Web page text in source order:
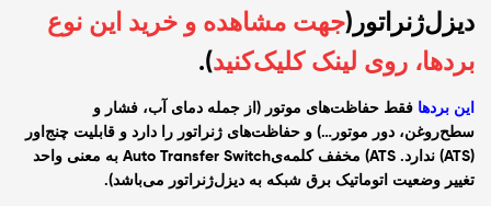
دیزل‌ژنراتور(جهت مشاهده و خرید این نوع
بردها، روی لینک کلیک‌کنید).
این بردها فقط حفاظت‌های موتور (از جمله دمای آب، فشار و
سطح‌‌روغن، دور موتور…) و حفاظت‌های ژنراتور را دارد و قابلیت چنج‌اور
(ATS) ندارد. ATS) مخفف کلمه‌یAuto Transfer Switch به معنی واحد
تغییر وضعیت اتوماتیک برق شبکه به دیزل‌ژنراتور می‌باشد).